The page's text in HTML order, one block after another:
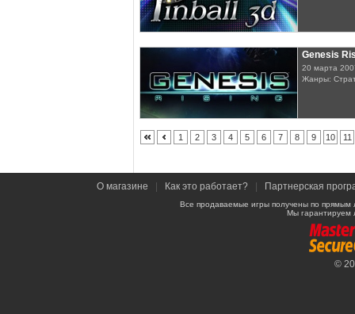
Genesis
20 марта
Жанры:
1 2 3 4 5 6 7 8 9 10 11
О магазине Как это работает? Партнерская
Все продаваемые игры получены по
Мы гарантируем
©